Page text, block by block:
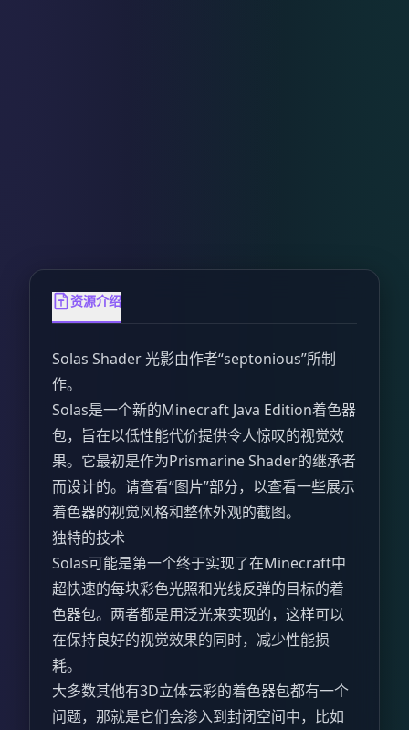
资源介绍
Solas Shader 光影由作者“septonious”所制
作。
Solas是一个新的Minecraft Java Edition着色器
包，旨在以低性能代价提供令人惊叹的视觉效
果。它最初是作为Prismarine Shader的继承者
而设计的。请查看“图片”部分，以查看一些展示
着色器的视觉风格和整体外观的截图。
独特的技术
Solas可能是第一个终于实现了在Minecraft中
超快速的每块彩色光照和光线反弹的目标的着
色器包。两者都是用泛光来实现的，这样可以
在保持良好的视觉效果的同时，减少性能损
耗。
大多数其他有3D立体云彩的着色器包都有一个
问题，那就是它们会渗入到封闭空间中，比如